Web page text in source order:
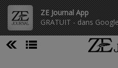
ZE Journal App
GRATUIT - dans